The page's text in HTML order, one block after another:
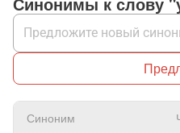
Синоним